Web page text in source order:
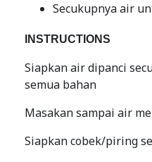
Secukupnya air
INSTRUCTIONS
Siapkan air dipanci
semua bahan
Masakan sampai air
Siapkan cobek/piring